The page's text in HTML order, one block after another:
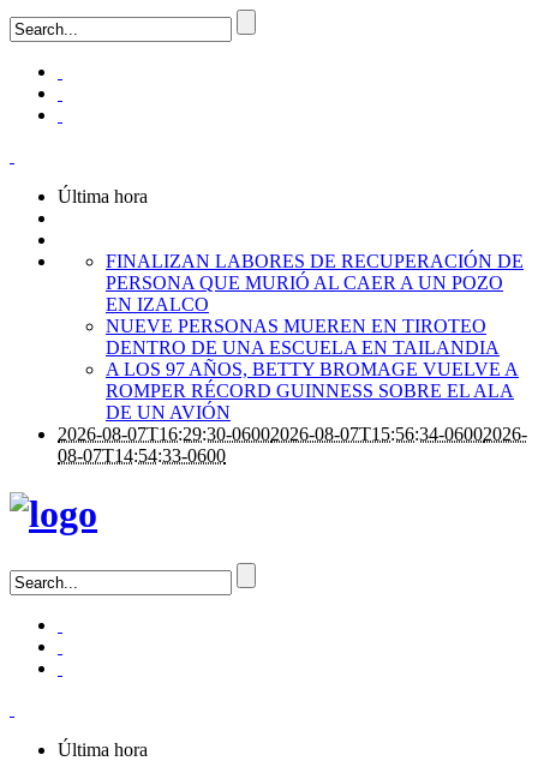
Última hora
FINALIZAN LABORES DE RECUPERACIÓN DE
PERSONA QUE MURIÓ AL CAER A UN POZO
EN IZALCO
NUEVE PERSONAS MUEREN EN TIROTEO
DENTRO DE UNA ESCUELA EN TAILANDIA
A LOS 97 AÑOS, BETTY BROMAGE VUELVE A
ROMPER RÉCORD GUINNESS SOBRE EL ALA
DE UN AVIÓN
2026-08-07T16:29:30-06002026-08-07T15:56:34-06002026-
08-07T14:54:33-0600
Última hora